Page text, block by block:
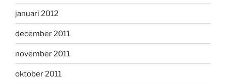
januari 2012
december 2011
november 2011
oktober 2011